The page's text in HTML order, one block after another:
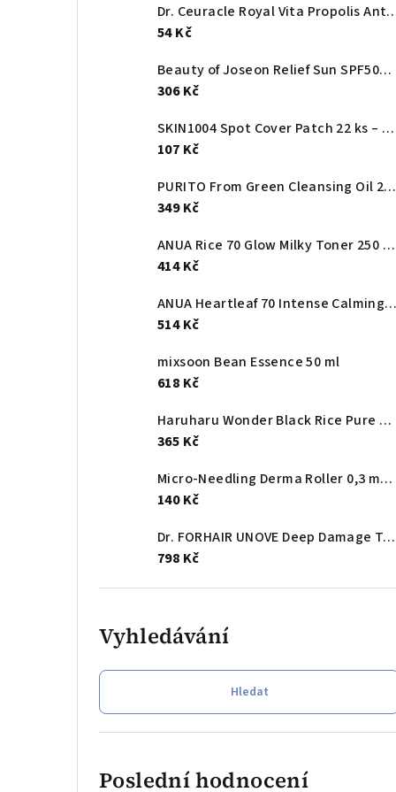
Dr. Ceuracle Royal Vita Propolis
54 Kč
Beauty of Joseon Relief Sun SPF50+ (50 ml) – Rice + Probiotics
306 Kč
SKIN1004 Spot Cover Patch 22 ks – ultra-tenké náplasti na pupínky pro diskrétní krytí
107 Kč
PURITO From Green Cleansing Oil 200 ml
349 Kč
ANUA Rice 70 Glow Milky Toner 250 ml – rozjasňující rýžový mléčný toner s niacinamidem a ceramidy
414 Kč
ANUA Heartleaf 70 Intense Calming Cream 50 ml
514 Kč
mixsoon Bean Essence 50 ml
618 Kč
Haruharu Wonder Black Rice Pure Mineral Relief Daily Sunscreen SPF50+ PA++++
365 Kč
Micro-Needling Derma Roller 0,3 mm - mikrojehličkový aplikátor na obličej
140 Kč
Dr. FORHAIR UNOVE Deep Damage Treatment EX Tender Bloom 207 ml
798 Kč
Vyhledávání
Hledat
Poslední hodnocení